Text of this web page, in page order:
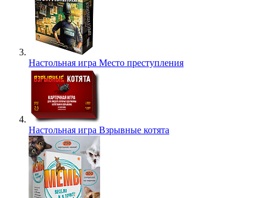
Настольная игра Место преступления
Настольная игра Взрывные котята